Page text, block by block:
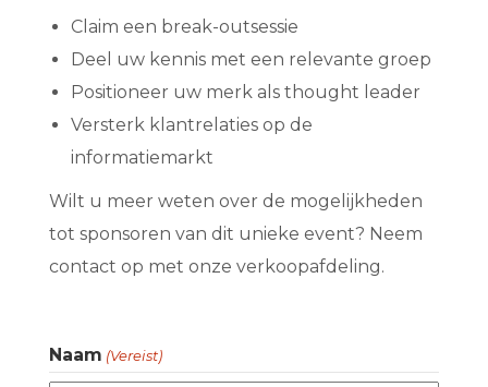
Claim een break-outsessie
Deel uw kennis met een relevante groep
Positioneer uw merk als thought leader
Versterk klantrelaties op de
informatiemarkt
Wilt u meer weten over de mogelijkheden
tot sponsoren van dit unieke event? Neem
contact op met onze verkoopafdeling.
Naam (Vereist)